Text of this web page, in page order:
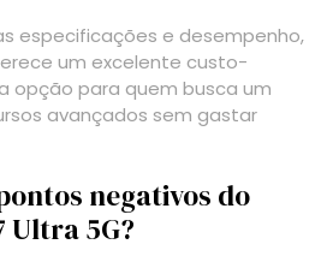
especificações e desempenho,
um excelente custo-
opção para quem busca um
avançados sem gastar
negativos do
Ultra 5G?